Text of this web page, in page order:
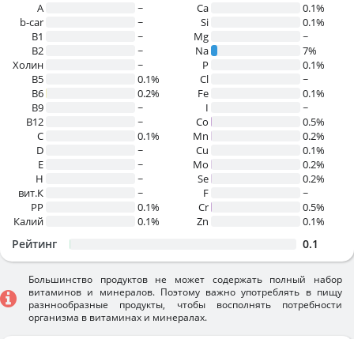
A
~
b-car
~
В1
~
B2
~
Холин
~
B5
0.1%
B6
0.2%
B9
~
B12
~
C
0.1%
D
~
E
~
H
~
вит.К
~
PP
0.1%
Калий
0.1%
Ca
0.1%
Si
0.1%
Mg
~
Na
7%
P
0.1%
Cl
~
Fe
0.1%
I
~
Co
0.5%
Mn
0.2%
Cu
0.1%
Mo
0.2%
Se
0.2%
F
~
Cr
0.5%
Zn
0.1%
Рейтинг 0.1
Большинство продуктов не может содержать полный набор
витаминов и минералов. Поэтому важно употреблять в пищу
разннообразные продукты, чтобы восполнять потребности
организма в витаминах и минералах.